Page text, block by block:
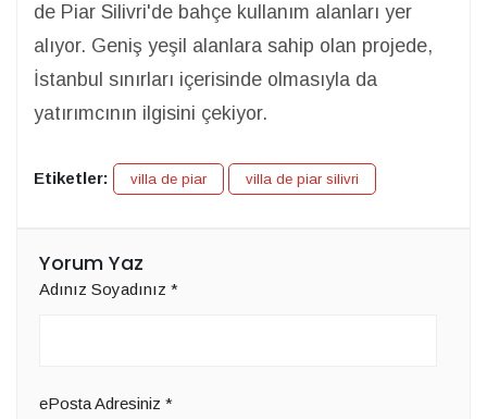
de Piar Silivri'de bahçe kullanım alanları yer
alıyor. Geniş yeşil alanlara sahip olan projede,
İstanbul sınırları içerisinde olmasıyla da
yatırımcının ilgisini çekiyor.
Etiketler: villa de piar villa de piar silivri
Yorum Yaz
Adınız Soyadınız *
ePosta Adresiniz *